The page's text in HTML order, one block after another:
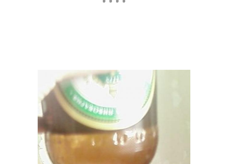
Столик из пластиковых
бутылок
Пуф из пластиковых
Мобильный пуфик Прямоугольный пуфик